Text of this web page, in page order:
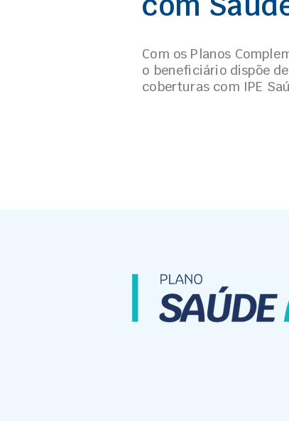
Com os Planos
o beneficiário dispõe
coberturas com IPE